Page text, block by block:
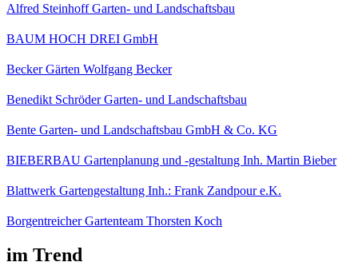
Alfred Steinhoff Garten- und Landschaftsbau
BAUM HOCH DREI GmbH
Becker Gärten Wolfgang Becker
Benedikt Schröder Garten- und Landschaftsbau
Bente Garten- und Landschaftsbau GmbH & Co. KG
BIEBERBAU Gartenplanung und -gestaltung Inh. Martin Bieber
Blattwerk Gartengestaltung Inh.: Frank Zandpour e.K.
Borgentreicher Gartenteam Thorsten Koch
im Trend